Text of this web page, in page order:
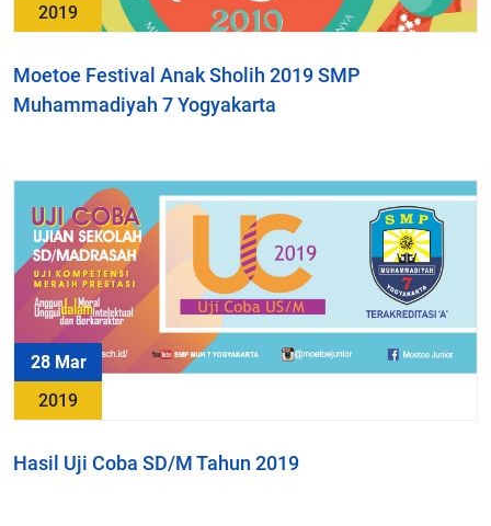
2019
Moetoe Festival Anak Sholih 2019 SMP
Muhammadiyah 7 Yogyakarta
28 Mar
2019
Hasil Uji Coba SD/M Tahun 2019